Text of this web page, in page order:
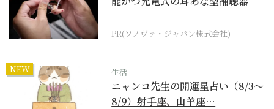
PR(ソノヴァ・ジャパン株式会社)
NEW 生活
ニャンコ先生の開運星占い（8/3～
8/9）射手座、山羊座…